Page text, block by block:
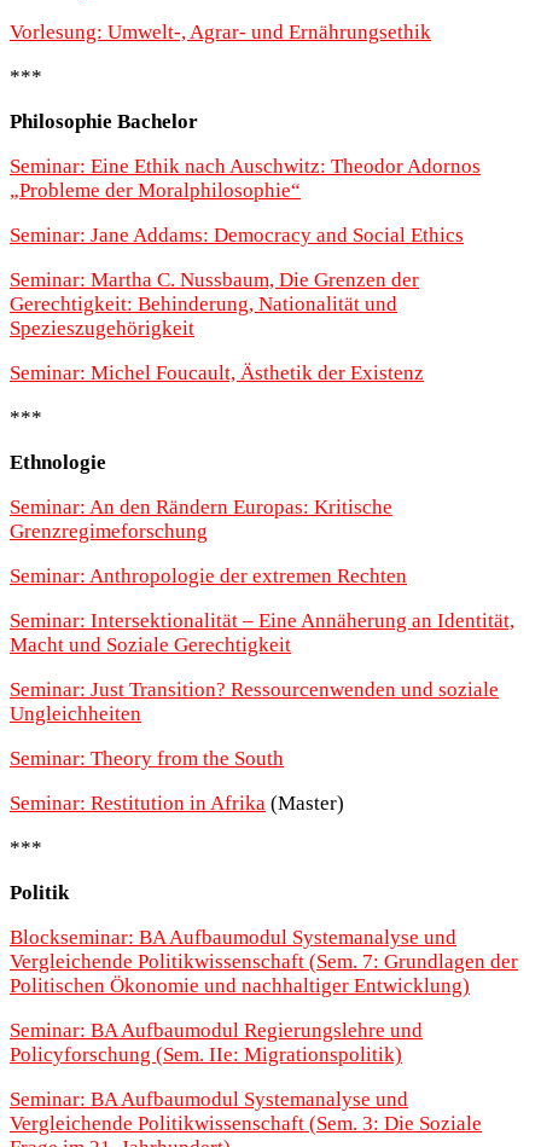
Vorlesung: Umwelt-, Agrar- und Ernährungsethik
***
Philosophie Bachelor
Seminar: Eine Ethik nach Auschwitz: Theodor Adornos
„Probleme der Moralphilosophie“
Seminar: Jane Addams: Democracy and Social Ethics
Seminar: Martha C. Nussbaum, Die Grenzen der
Gerechtigkeit: Behinderung, Nationalität und
Spezieszugehörigkeit
Seminar: Michel Foucault, Ästhetik der Existenz
***
Ethnologie
Seminar: An den Rändern Europas: Kritische
Grenzregimeforschung
Seminar: Anthropologie der extremen Rechten
Seminar: Intersektionalität – Eine Annäherung an Identität,
Macht und Soziale Gerechtigkeit
Seminar: Just Transition? Ressourcenwenden und soziale
Ungleichheiten
Seminar: Theory from the South
Seminar: Restitution in Afrika (Master)
***
Politik
Blockseminar: BA Aufbaumodul Systemanalyse und
Vergleichende Politikwissenschaft (Sem. 7: Grundlagen der
Politischen Ökonomie und nachhaltiger Entwicklung)
Seminar: BA Aufbaumodul Regierungslehre und
Policyforschung (Sem. IIe: Migrationspolitik)
Seminar: BA Aufbaumodul Systemanalyse und
Vergleichende Politikwissenschaft (Sem. 3: Die Soziale